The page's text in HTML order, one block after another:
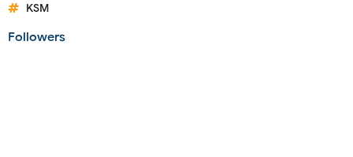
KSM
Followers